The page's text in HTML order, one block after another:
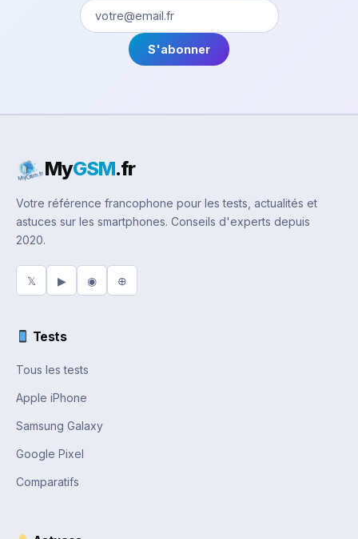
S'abonner
MyGSM.fr
Votre référence francophone pour les tests, actualités et
astuces sur les smartphones. Conseils d'experts depuis
2020.
𝕏 ▶ ◉ ⊕
Tests
Tous les tests
Apple iPhone
Samsung Galaxy
Google Pixel
Comparatifs